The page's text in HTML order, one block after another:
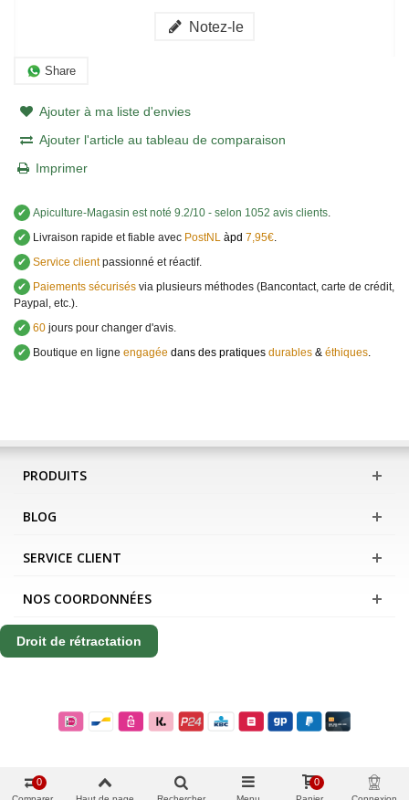
Notez-le
Share
Ajouter à ma liste d'envies
Ajouter l'article au tableau de comparaison
Imprimer
✔ Apiculture-Magasin est noté 9.2/10 - selon 1052 avis clients.
✔
Livraison rapide et fiable avec PostNL àpd 7,95€.
✔ Service clientpassionné et réactif.
✔
Paiements sécurisés via plusieurs méthodes (Bancontact, carte de crédit,
Paypal, etc.).
✔ 60 jours pour changer d'avis.
✔
Boutique en ligne engagée dans des pratiques durables & éthiques.
PRODUITS
BLOG
SERVICE CLIENT
NOS COORDONNÉES
Droit de rétractation
0 0